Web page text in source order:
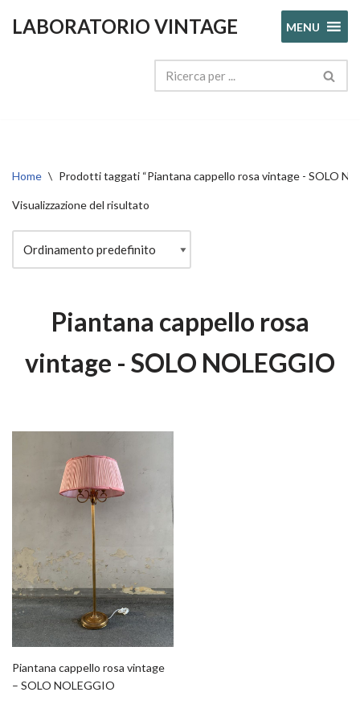
LABORATORIO VINTAGE MENU
Home \ Prodotti taggati “Piantana cappello rosa vintage - SOLO
Visualizzazione del risultato
Piantana cappello rosa
vintage - SOLO NOLEGGIO
Piantana cappello rosa vintage
– SOLO NOLEGGIO